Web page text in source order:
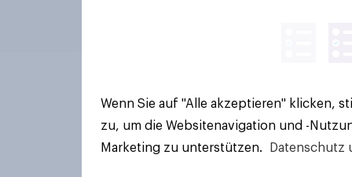
Wenn Sie auf "Alle akzeptieren" klicken,
zu, um die Websitenavigation und -
Marketing zu unterstützen.
Datenschutz